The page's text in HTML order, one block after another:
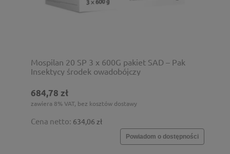
Mospilan 20 SP 3 x 600G pakiet SAD – Pak
Insektycy środek owadobójczy
684,78 zł
zawiera 8% VAT, bez kosztów dostawy
Cena netto: 634,06 zł
Powiadom o dostępności